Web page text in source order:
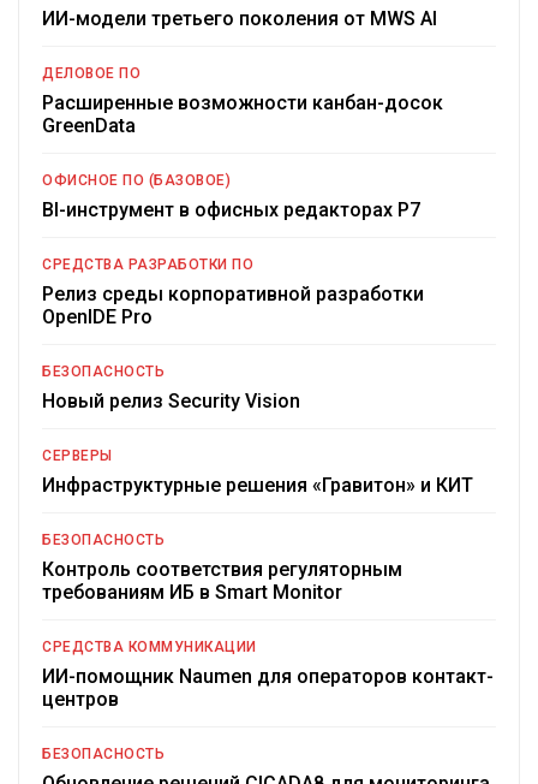
ИИ-модели третьего поколения от MWS AI
ДЕЛОВОЕ ПО
Расширенные возможности канбан-досок
GreenData
ОФИСНОЕ ПО (БАЗОВОЕ)
BI-инструмент в офисных редакторах Р7
СРЕДСТВА РАЗРАБОТКИ ПО
Релиз среды корпоративной разработки
OpenIDE Pro
БЕЗОПАСНОСТЬ
Новый релиз Security Vision
СЕРВЕРЫ
Инфраструктурные решения «Гравитон» и КИТ
БЕЗОПАСНОСТЬ
Контроль соответствия регуляторным
требованиям ИБ в Smart Monitor
СРЕДСТВА КОММУНИКАЦИИ
ИИ-помощник Naumen для операторов контакт-
центров
БЕЗОПАСНОСТЬ